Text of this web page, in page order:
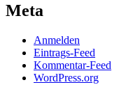
Meta
Anmelden
Eintrags-Feed
Kommentar-Feed
WordPress.org